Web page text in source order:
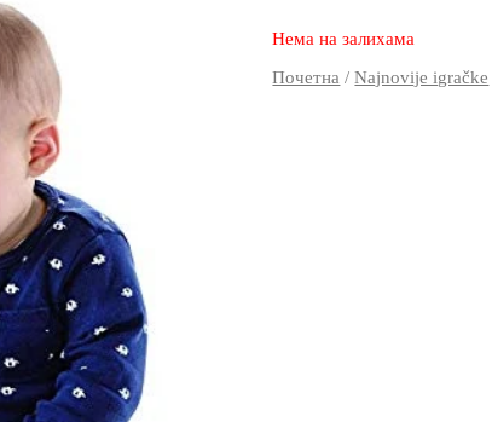
Нема на залихама
Почетна /Najnovije igračke